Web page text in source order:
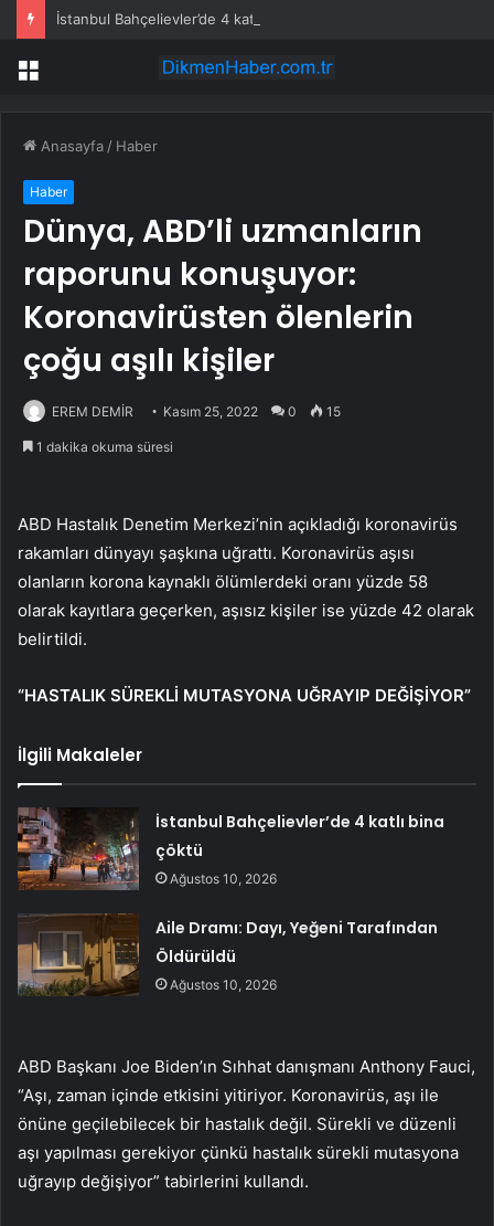
İstanbul Bahçelievler’de 4 katlı bina çöktü
Menü
Anasayfa / Haber
Haber
Dünya, ABD’li uzmanların
raporunu konuşuyor:
Koronavirüsten ölenlerin
çoğu aşılı kişiler
EREM DEMİR Kasım 25, 2022 0 15
1 dakika okuma süresi
ABD Hastalık Denetim Merkezi’nin açıkladığı koronavirüs
rakamları dünyayı şaşkına uğrattı. Koronavirüs aşısı
olanların korona kaynaklı ölümlerdeki oranı yüzde 58
olarak kayıtlara geçerken, aşısız kişiler ise yüzde 42 olarak
belirtildi.
“HASTALIK SÜREKLİ MUTASYONA UĞRAYIP DEĞİŞİYOR”
İlgili Makaleler
İstanbul Bahçelievler’de 4 katlı bina
çöktü
Ağustos 10, 2026
Aile Dramı: Dayı, Yeğeni Tarafından
Öldürüldü
Ağustos 10, 2026
ABD Başkanı Joe Biden’ın Sıhhat danışmanı Anthony Fauci,
“Aşı, zaman içinde etkisini yitiriyor. Koronavirüs, aşı ile
önüne geçilebilecek bir hastalık değil. Sürekli ve düzenli
aşı yapılması gerekiyor çünkü hastalık sürekli mutasyona
uğrayıp değişiyor” tabirlerini kullandı.